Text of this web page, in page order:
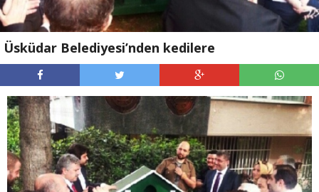
Üsküdar Belediyesi’nden kedilere